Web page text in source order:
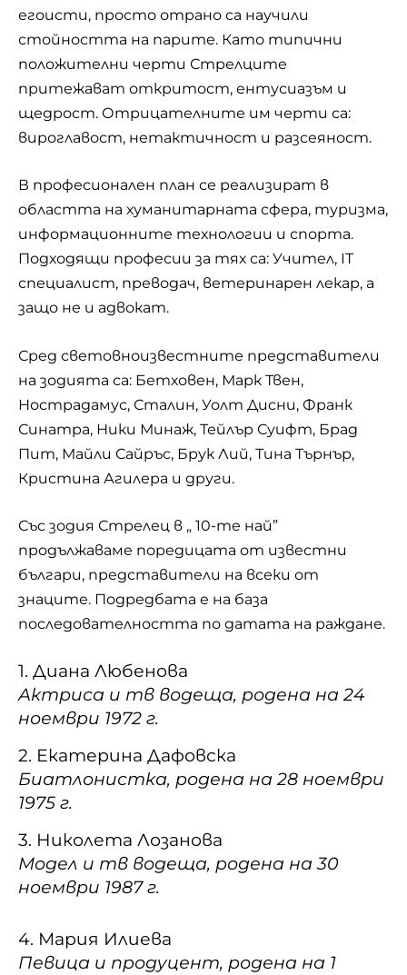
егоисти, просто отрано са научили
стойността на парите. Като типични
положителни черти Стрелците
притежават откритост, ентусиазъм и
щедрост. Отрицателните им черти са:
вироглавост, нетактичност и разсеяност.
В професионален план се реализират в
областта на хуманитарната сфера, туризма,
информационните технологии и спорта.
Подходящи професии за тях са: Учител, IT
специалист, преводач, ветеринарен лекар, а
защо не и адвокат.
Сред световноизвестните представители
на зодията са: Бетховен, Марк Твен,
Нострадамус, Сталин, Уолт Дисни, Франк
Синатра, Ники Минаж, Тейлър Суифт, Брад
Пит, Майли Сайръс, Брук Лий, Тина Търнър,
Кристина Агилера и други.
Със зодия Стрелец в „ 10-те най”
продължаваме поредицата от известни
българи, представители на всеки от
знаците. Подредбата е на база
последователността по датата на раждане.
1. Диана Любенова
Актриса и тв водеща, родена на 24
ноември 1972 г.
2. Екатерина Дафовска
Биатлонистка, родена на 28 ноември
1975 г.
3. Николета Лозанова
Модел и тв водеща, родена на 30
ноември 1987 г.
4. Мария Илиева
Певица и продуцент, родена на 1